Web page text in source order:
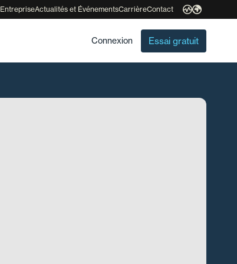
EntrepriseActualités et ÉvénementsCarrièreContact
Connexion Essai gratuit